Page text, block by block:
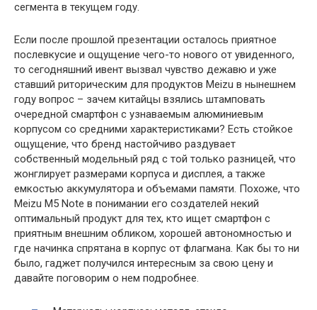
сегмента в текущем году.
Если после прошлой презентации осталось приятное
послевкусие и ощущение чего-то нового от увиденного,
то сегодняшний ивент вызвал чувство дежавю и уже
ставший риторическим для продуктов Meizu в нынешнем
году вопрос – зачем китайцы взялись штамповать
очередной смартфон с узнаваемым алюминиевым
корпусом со средними характеристиками? Есть стойкое
ощущение, что бренд настойчиво раздувает
собственный модельный ряд с той только разницей, что
жонглирует размерами корпуса и дисплея, а также
емкостью аккумулятора и объемами памяти. Похоже, что
Meizu M5 Note в понимании его создателей некий
оптимальный продукт для тех, кто ищет смартфон с
приятным внешним обликом, хорошей автономностью и
где начинка спрятана в корпус от флагмана. Как бы то ни
было, гаджет получился интересным за свою цену и
давайте поговорим о нем подробнее.